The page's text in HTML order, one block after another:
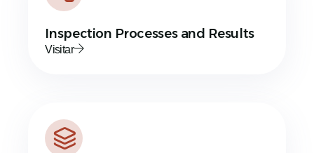
Inspection Processes and Results
Visitar